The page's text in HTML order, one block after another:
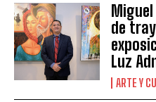
de
Luz
ARTE Y